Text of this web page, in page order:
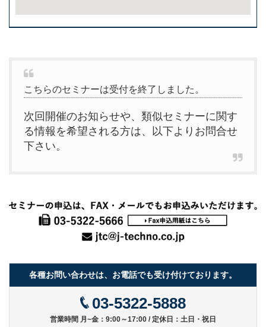
こちらのセミナーは受付を終了しました。
次回開催のお知らせや、類似セミナーに関す
る情報を希望される方は、以下よりお問合せ
下さい。
各種お問い合わせは、お電話でも受け付けております。
03-5322-5888
営業時間 月~金：9:00～17:00 / 定休日：土日・祝日